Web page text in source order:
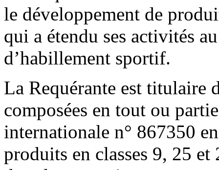
le développement de
qui a étendu ses activités
d’habillement sportif.
La Requérante est titulaire
composées en tout ou
internationale n° 867350
produits en classes 9, 25